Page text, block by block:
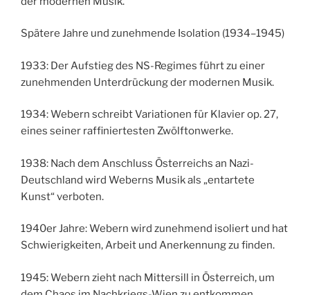
Spätere Jahre und zunehmende Isolation (1934–1945)
1933: Der Aufstieg des NS-Regimes führt zu einer
zunehmenden Unterdrückung der modernen Musik.
1934: Webern schreibt Variationen für Klavier op. 27,
eines seiner raffiniertesten Zwölftonwerke.
1938: Nach dem Anschluss Österreichs an Nazi-
Deutschland wird Weberns Musik als „entartete
Kunst“ verboten.
1940er Jahre: Webern wird zunehmend isoliert und hat
Schwierigkeiten, Arbeit und Anerkennung zu finden.
1945: Webern zieht nach Mittersill in Österreich, um